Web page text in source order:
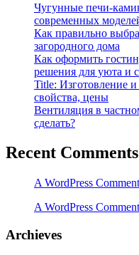
Чугунные печи-
современных
Как правильно
загородного дома
Как оформить
решения для уюта и
Title: Изготовление
свойства, цены
Вентиляция в
сделать?
Recent Comments
A WordPress
A WordPress
Archieves